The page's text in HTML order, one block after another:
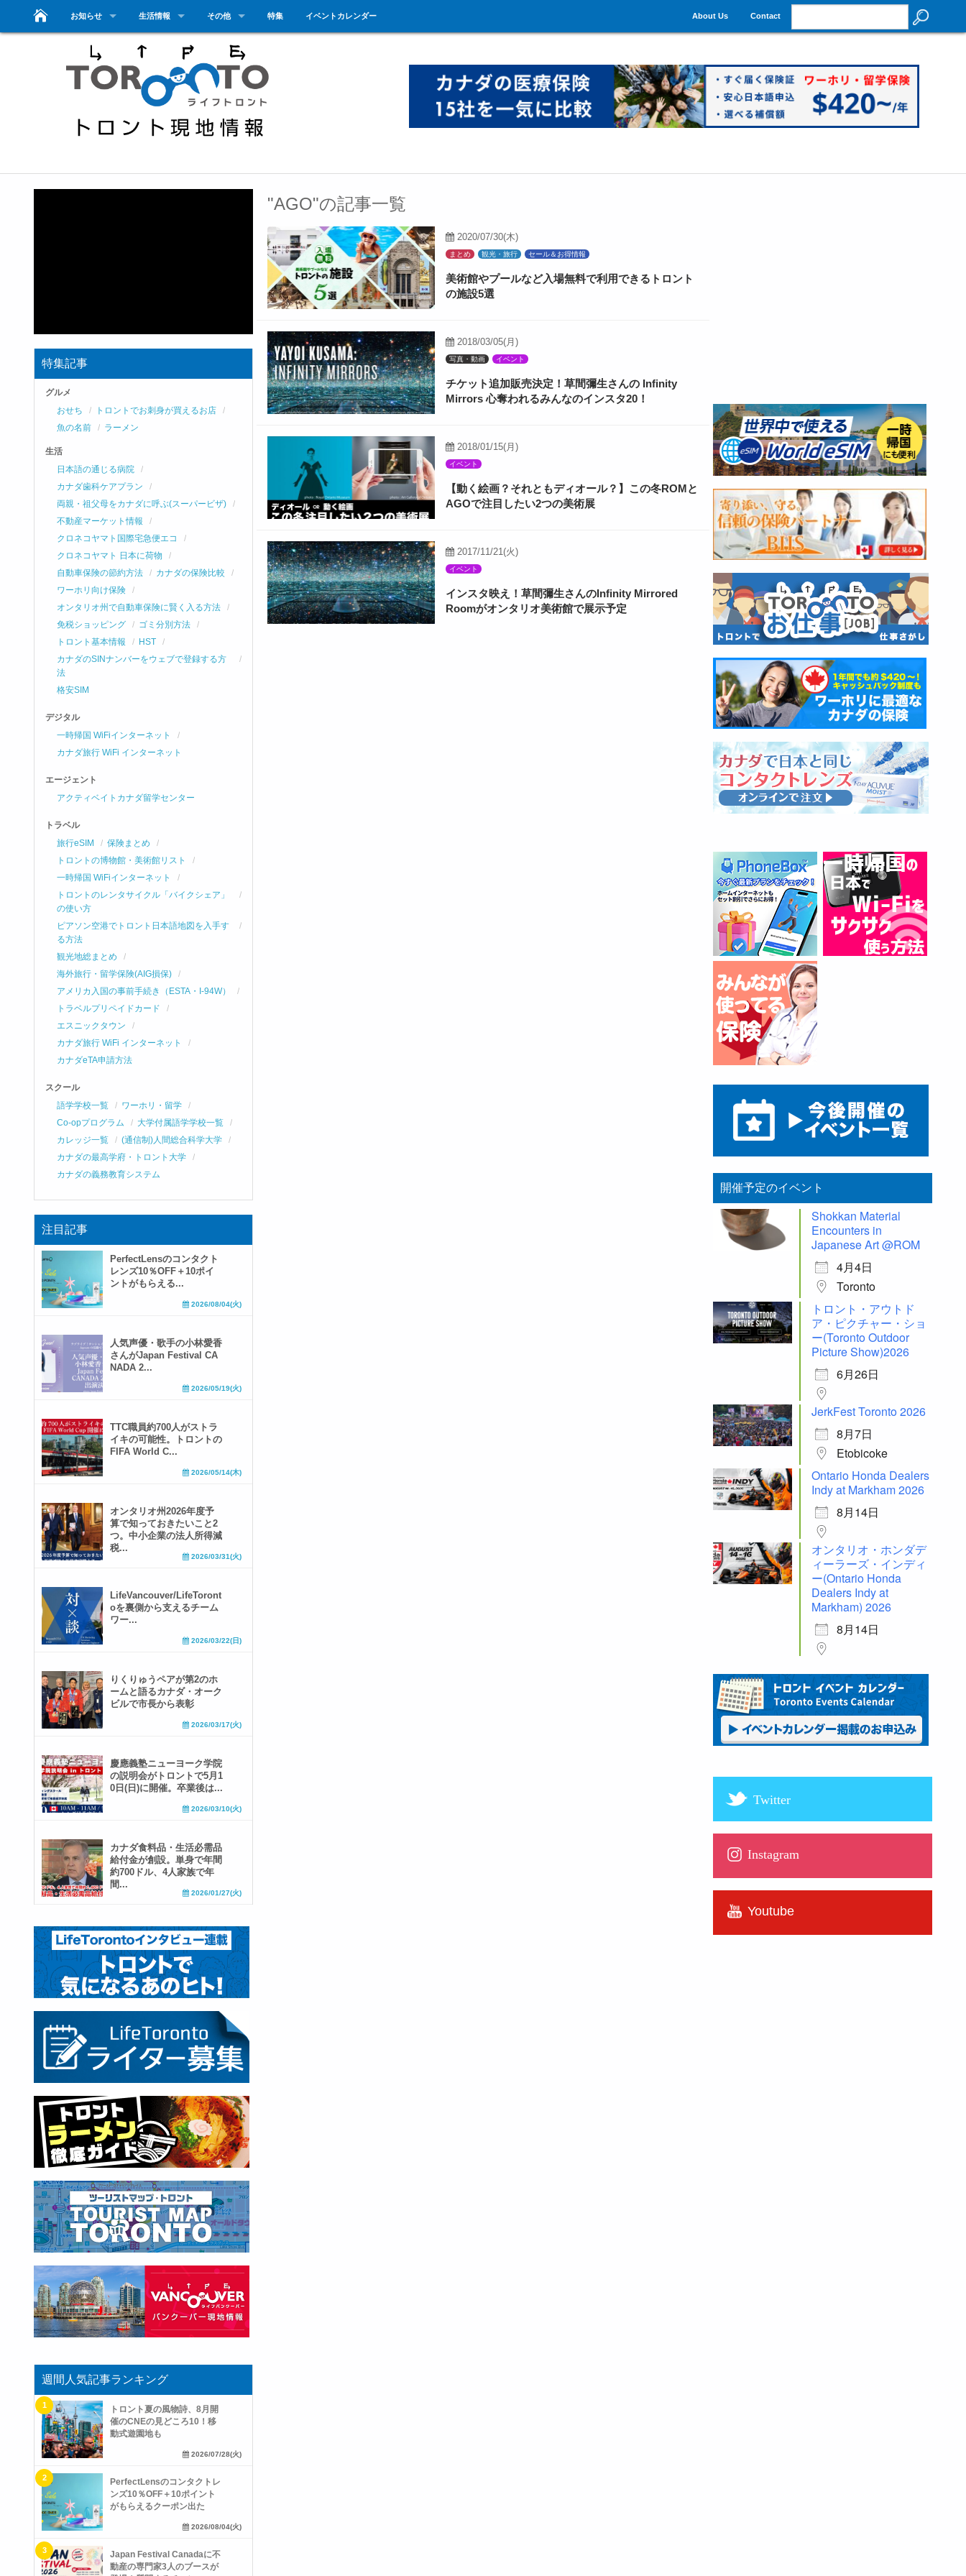
お知らせ 生活情報 その他 特集 イベントカレンダー About Us Contact
"AGO"の記事一覧
2020/07/30(木)
まとめ 観光・旅行 セール＆お得情報
美術館やプールなど入場無料で利用できるトロント
の施設5選
2018/03/05(月)
写真・動画 イベント
チケット追加販売決定！草間彌生さんの Infinity
Mirrors 心奪われるみんなのインスタ20！
2018/01/15(月)
イベント
【動く絵画？それともディオール？】この冬ROMと
AGOで注目したい2つの美術展
2017/11/21(火)
イベント
インスタ映え！草間彌生さんのInfinity Mirrored
Roomがオンタリオ美術館で展示予定
特集記事
グルメ
おせち
トロントでお刺身が買えるお店
魚の名前
ラーメン
生活
日本語の通じる病院
カナダ歯科ケアプラン
両親・祖父母をカナダに呼ぶ(スーパービザ)
不動産マーケット情報
クロネコヤマト国際宅急便エコ
クロネコヤマト 日本に荷物
自動車保険の節約方法
カナダの保険比較
ワーホリ向け保険
オンタリオ州で自動車保険に賢く入る方法
免税ショッピング
ゴミ分別方法
トロント基本情報
HST
カナダのSINナンバーをウェブで登録する方
法
格安SIM
デジタル
一時帰国 WiFiインターネット
カナダ旅行 WiFi インターネット
エージェント
アクティベイトカナダ留学センター
トラベル
旅行eSIM
保険まとめ
トロントの博物館・美術館リスト
一時帰国 WiFiインターネット
トロントのレンタサイクル「バイクシェア」
の使い方
ピアソン空港でトロント日本語地図を入手す
る方法
観光地総まとめ
海外旅行・留学保険(AIG損保)
アメリカ入国の事前手続き（ESTA・I-94W）
トラベルプリペイドカード
エスニックタウン
カナダ旅行 WiFi インターネット
カナダeTA申請方法
スクール
語学学校一覧
ワーホリ・留学
Co-opプログラム
大学付属語学学校一覧
カレッジ一覧
(通信制)人間総合科学大学
カナダの最高学府・トロント大学
カナダの義務教育システム
注目記事
PerfectLensのコンタクト
レンズ10％OFF＋10ポイ
ントがもらえる...
2026/08/04(火)
人気声優・歌手の小林愛香
さんがJapan Festival CA
NADA 2...
2026/05/19(火)
TTC職員約700人がストラ
イキの可能性。トロントの
FIFA World C...
2026/05/14(木)
オンタリオ州2026年度予
算で知っておきたいこと2
つ。中小企業の法人所得減
税...
2026/03/31(火)
LifeVancouver/LifeToront
oを裏側から支えるチーム
ワー...
2026/03/22(日)
りくりゅうペアが第2のホ
ームと語るカナダ・オーク
ビルで市長から表彰
2026/03/17(火)
慶應義塾ニューヨーク学院
の説明会がトロントで5月1
0日(日)に開催。卒業後は...
2026/03/10(火)
カナダ食料品・生活必需品
給付金が創設。単身で年間
約700ドル、4人家族で年
間...
2026/01/27(火)
週間人気記事ランキング
トロント夏の風物詩、8月開
催のCNEの見どころ10！移
動式遊園地も
2026/07/28(火)
PerfectLensのコンタクトレ
ンズ10％OFF＋10ポイント
がもらえるクーポン出た
2026/08/04(火)
Japan Festival Canadaに不
動産の専門家3人のブースが
開催予定のイベント
Shokkan Material
Encounters in
Japanese Art @ROM
4月4日
Toronto
トロント・アウトド
ア・ピクチャー・ショ
ー(Toronto Outdoor
Picture Show)2026
6月26日
JerkFest Toronto 2026
8月7日
Etobicoke
Ontario Honda Dealers
Indy at Markham 2026
8月14日
オンタリオ・ホンダデ
ィーラーズ・インディ
ー(Ontario Honda
Dealers Indy at
Markham) 2026
8月14日
Twitter
Instagram
Youtube